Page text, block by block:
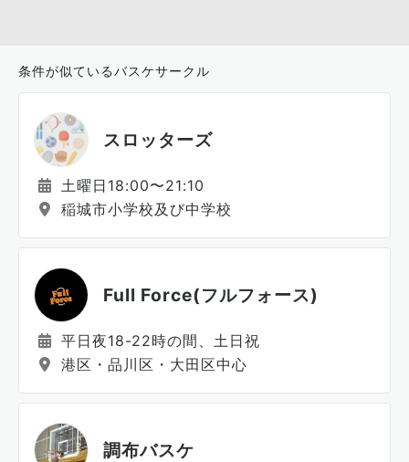
条件が似ているバスケサークル
スロッターズ
土曜日18:00〜21:10
稲城市小学校及び中学校
Full Force(フルフォース)
平日夜18-22時の間、土日祝
港区・品川区・大田区中心
調布バスケ